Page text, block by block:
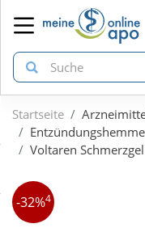
zurück
Aktuelle Coupons
zurück
Arzneimittel
zurück
1A Pharma
Startseite
Voltaren
-32%4